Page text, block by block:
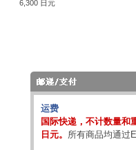
6,300 日元
运费
国际快递，不计数量和
日元。 所有商品均通过